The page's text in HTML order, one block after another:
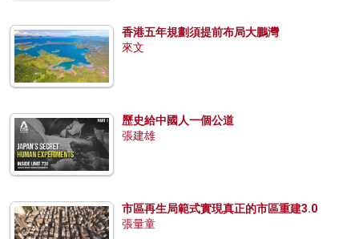
香港五年規劃須提前布局大鵬灣
來文
歷史給中國人一個公道
張建雄
市區再生局範式實現真正的市區重建3.0
張量童